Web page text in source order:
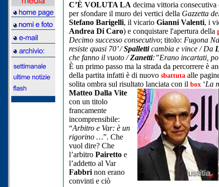
C’È VOLUTA LA decima vittoria
per sfondare il muro dei vertici della Gazzetta
Stefano Barigelli, il vicario Gianni Valenti, i
Andrea Di Caro) e conquistare l'apertura della
Decimo successo consecutivo; titolo: Fugona
resiste quasi 70’ /Spalletticambia e vince / Da
che fanno il vuoto /Zanetti:”Erano incartati,
È un primo passo ma la strada da percorrere è
della partita infatti è di nuovo sbattuta alle
solita ombra sul risultato lanciata con il box ‘La
Matteo Dalla Vite
con un titolo
francamente
incomprensibile:
“Arbitro e Var: è un
rigorino …”. Che
vuol dire? Che
l’arbitro Pairetto e
l’addetto al Var
Fabbri non erano
convinti e ciò